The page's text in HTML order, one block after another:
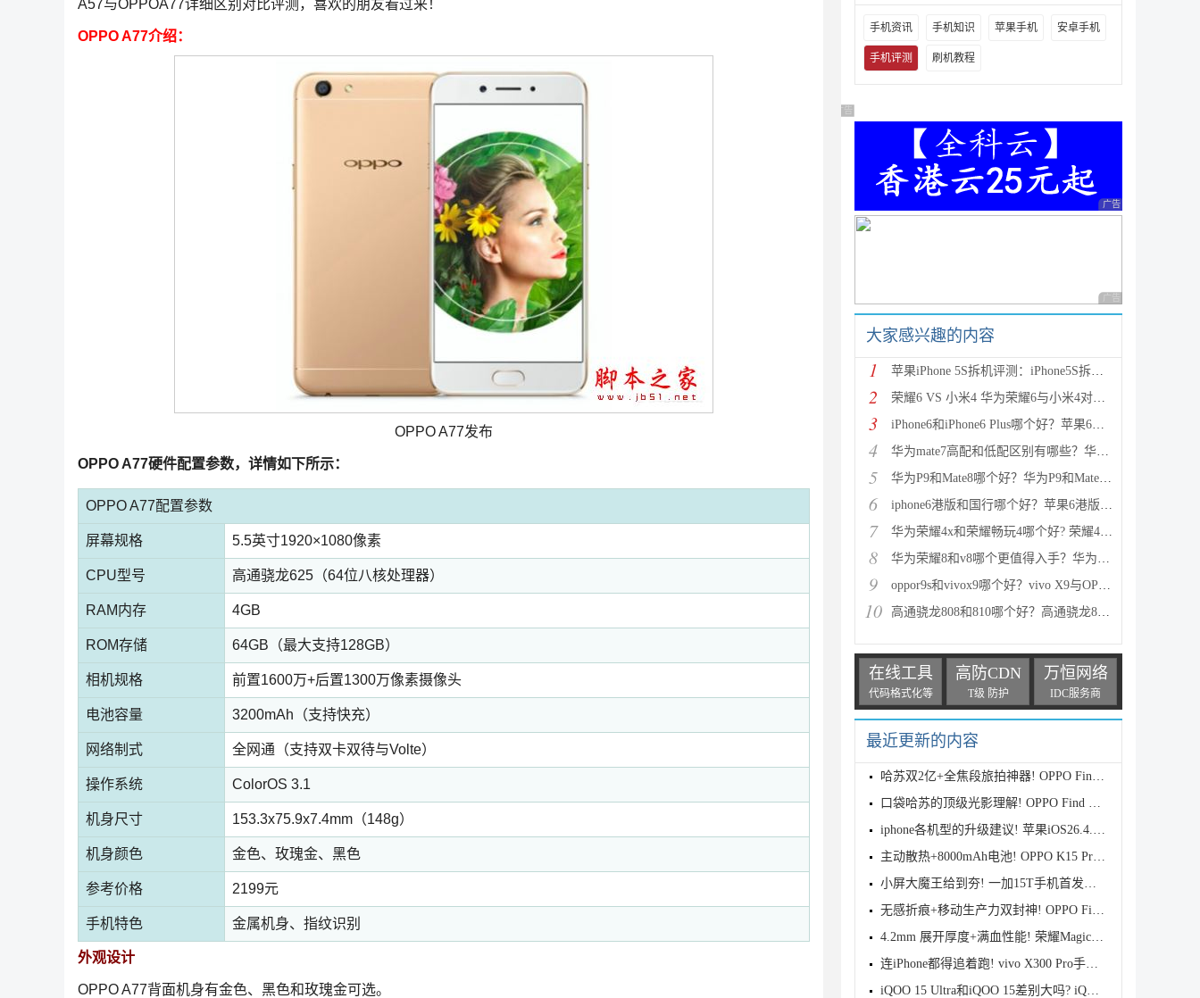
A57与OPPOA77详细区别对比评测，喜欢的朋友看过来！
OPPO A77介绍：
OPPO A77发布
OPPO A77硬件配置参数，详情如下所示：
OPPO A77配置参数
屏幕规格 5.5英寸1920×1080像素
CPU型号 高通骁龙625（64位八核处理器）
RAM内存 4GB
ROM存储 64GB（最大支持128GB）
相机规格 前置1600万+后置1300万像素摄像头
电池容量 3200mAh（支持快充）
网络制式 全网通（支持双卡双待与Volte）
操作系统 ColorOS 3.1
机身尺寸 153.3x75.9x7.4mm（148g）
机身颜色 金色、玫瑰金、黑色
参考价格 2199元
手机特色 金属机身、指纹识别
外观设计
OPPO A77背面机身有金色、黑色和玫瑰金可选。
手机资讯 手机知识 苹果手机 安卓手机
手机评测 刷机教程
广告 商业广告，理性选择
广告 商业广告，理性
广告 商业广告，理性
大家感兴趣的内容
1 苹果iPhone 5S拆机评测：iPhone5S拆机图解详细教程(真
2 荣耀6 VS 小米4 华为荣耀6与小米4对比评测（详细全面
3 iPhone6和iPhone6 Plus哪个好？苹果6和iPhone6 Plus区
4 华为mate7高配和低配区别有哪些？华为mate7低配(标准
5 华为P9和Mate8哪个好？华为P9和Mate8详细对比评测
6 iphone6港版和国行哪个好？苹果6港版和国行区别对比评
7 华为荣耀4x和荣耀畅玩4哪个好? 荣耀4x和荣耀畅玩4区别
8 华为荣耀8和v8哪个更值得入手？华为荣耀v8和荣耀8全面
9 oppor9s和vivox9哪个好？vivo X9与OPPO R9s区别对比深
10 高通骁龙808和810哪个好？高通骁龙808和810区别对比评
在线工具
代码格式化等
高防CDN
T级 防护
万恒网络
IDC服务商
最近更新的内容
哈苏双2亿+全焦段旅拍神器! OPPO Find X9s Pro首发全
口袋哈苏的顶级光影理解! OPPO Find X9 Ultra首发评测
iphone各机型的升级建议! 苹果iOS26.4.1正式版续航测
主动散热+8000mAh电池! OPPO K15 Pro首发评测
小屏大魔王给到夯! 一加15T手机首发测评
无感折痕+移动生产力双封神! OPPO Find N6首发测评
4.2mm 展开厚度+满血性能! 荣耀Magic V6首发测评
连iPhone都得追着跑! vivo X300 Pro手机首发评测
iQOO 15 Ultra和iQOO 15差别大吗? iQOO 15/Ultra区别